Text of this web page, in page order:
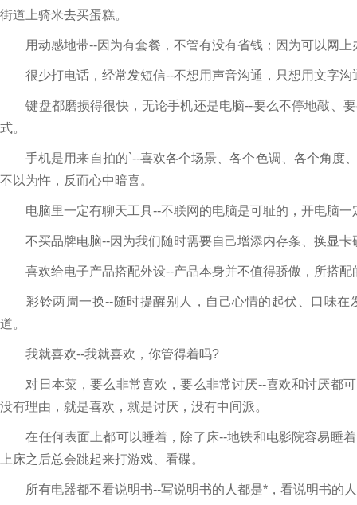
街道上骑米去买蛋糕。
用动感地带--因为有套餐，不管有没有省钱；因为可以网上
很少打电话，经常发短信--不想用声音沟通，只想用文字沟
键盘都磨损得很快，无论手机还是电脑--要么不停地敲、要
式。
手机是用来自拍的`--喜欢各个场景、各个色调、各个角度
不以为忤，反而心中暗喜。
电脑里一定有聊天工具--不联网的电脑是可耻的，开电脑一
不买品牌电脑--因为我们随时需要自己增添内存条、换显卡
喜欢给电子产品搭配外设--产品本身并不值得骄傲，所搭配
彩铃两周一换--随时提醒别人，自己心情的起伏、口味在
道。
我就喜欢--我就喜欢，你管得着吗?
对日本菜，要么非常喜欢，要么非常讨厌--喜欢和讨厌都可
没有理由，就是喜欢，就是讨厌，没有中间派。
在任何表面上都可以睡着，除了床--地铁和电影院容易睡着
上床之后总会跳起来打游戏、看碟。
所有电器都不看说明书--写说明书的人都是*，看说明书的